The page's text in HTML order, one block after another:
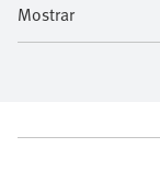
Mostrar